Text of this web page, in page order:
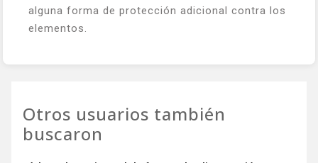
alguna forma de protección adicional contra los
elementos.
Otros usuarios también
buscaron